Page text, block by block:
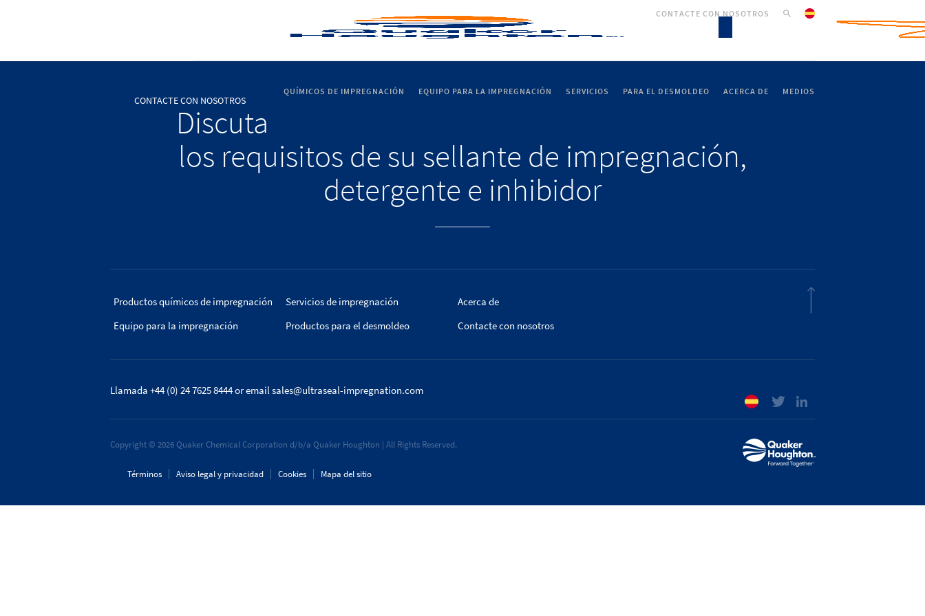
QUÍMICOS DE IMPREGNACIÓN EQUIPO PARA LA IMPREGNACIÓN SERVICIOS PARA EL DESMOLDEO ACERCA DE MEDIOS
CONTACTE CON NOSOTROS
CONTACTE CON NOSOTROS
Discuta
los requisitos de su sellante de impregnación,
detergente e inhibidor
Productos químicos de impregnación
Equipo para la impregnación
Servicios de impregnación
Productos para el desmoldeo
Acerca de
Contacte con nosotros
Llamada +44 (0) 24 7625 8444or emailsales@ultraseal-impregnation.com
Copyright © 2026 Quaker Chemical Corporation d/b/a Quaker Houghton | All Rights Reserved.
Términos Aviso legal y privacidad Cookies Mapa del sitio